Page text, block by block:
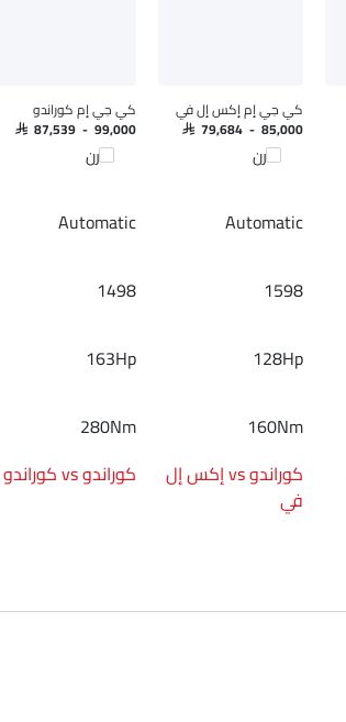
كي جي إم إكس إل في
SAR 79,684 - 85,000
قارن
كي جي إم كوراندو
SAR 87,539 - 99,000
قارن
Automatic
Automatic
1598
1498
128Hp
163Hp
160Nm
280Nm
كوراندو vs إكس إل
في
كوراندو vs كوراندو